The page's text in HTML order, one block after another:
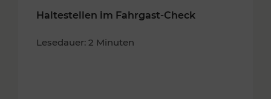
Haltestellen im Fahrgast-Check
Lesedauer: 2 Minuten